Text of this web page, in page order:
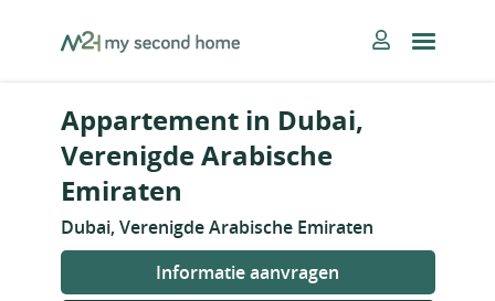
MySecondHome
Appartement in Dubai,
Verenigde Arabische
Emiraten
Dubai, Verenigde Arabische Emiraten
Informatie aanvragen